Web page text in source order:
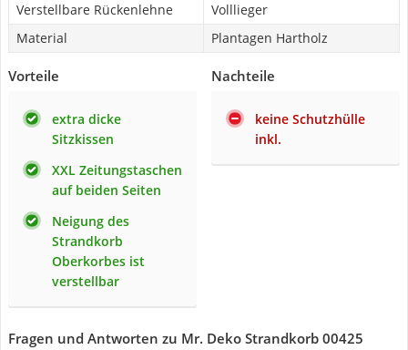
Verstellbare Rückenlehne
Volllieger
Material
Plantagen Hartholz
Vorteile
extra dicke
Sitzkissen
XXL Zeitungstaschen
auf beiden Seiten
Neigung des
Strandkorb
Oberkorbes ist
verstellbar
Nachteile
keine Schutzhülle
inkl.
Fragen und Antworten zu Mr. Deko Strandkorb 00425